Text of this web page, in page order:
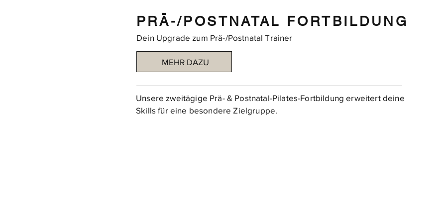
PRÄ-/POSTNATAL FORTBILDUNG
Dein Upgrade zum Prä-/Postnatal Trainer
MEHR DAZU
Unsere zweitägige Prä- & Postnatal-Pilates-Fortbildung erweitert deine
Skills für eine besondere Zielgruppe.